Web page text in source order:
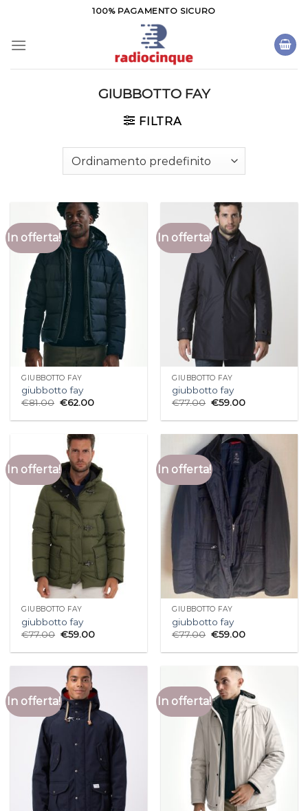
contenuti
100% PAGAMENTO SICURO
GIUBBOTTO FAY
FILTRA
In offerta!
GIUBBOTTO FAY
giubbotto fay
€81.00 €62.00
In offerta!
GIUBBOTTO FAY
giubbotto fay
€77.00 €59.00
In offerta!
GIUBBOTTO FAY
giubbotto fay
€77.00 €59.00
In offerta!
GIUBBOTTO FAY
giubbotto fay
€77.00 €59.00
In offerta! In offerta!